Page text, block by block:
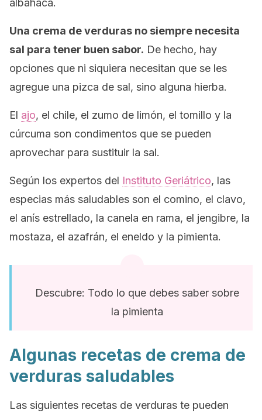
albahaca.
Una crema de verduras no siempre necesita
sal para tener buen sabor. De hecho, hay
opciones que ni siquiera necesitan que se les
agregue una pizca de sal, sino alguna hierba.
El ajo, el chile, el zumo de limón, el tomillo y la
cúrcuma son condimentos que se pueden
aprovechar para sustituir la sal.
Según los expertos del Instituto Geriátrico, las
especias más saludables son el comino, el clavo,
el anís estrellado, la canela en rama, el jengibre, la
mostaza, el azafrán, el eneldo y la pimienta.
Descubre: Todo lo que debes saber sobre
la pimienta
Algunas recetas de crema de
verduras saludables
Las siguientes recetas de verduras te pueden